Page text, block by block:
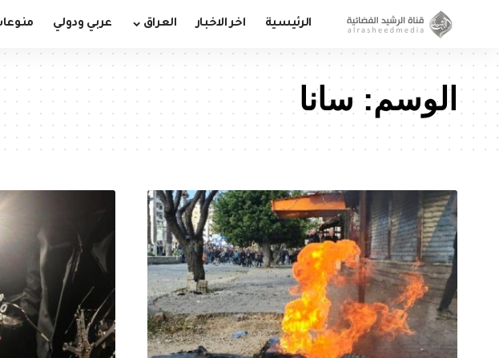
الرئيسية اخر الاخبار العراق عربي ودولي
الوسم: سانا